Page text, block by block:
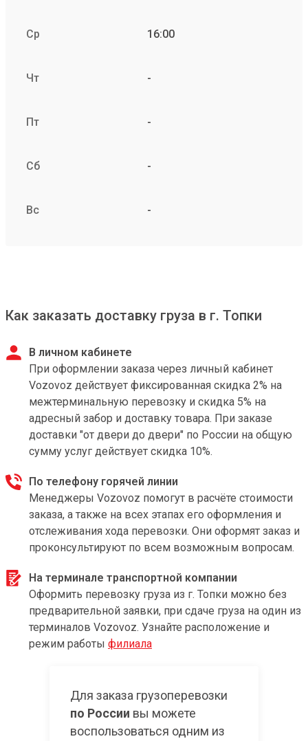
Ср 16:00
Чт -
Пт -
Сб -
Вс -
Как заказать доставку груза в г. Топки
В личном кабинете
При оформлении заказа через личный кабинет
Vozovoz действует фиксированная скидка 2% на
межтерминальную перевозку и скидка 5% на
адресный забор и доставку товара. При заказе
доставки "от двери до двери" по России на общую
сумму услуг действует скидка 10%.
По телефону горячей линии
Менеджеры Vozovoz помогут в расчёте стоимости
заказа, а также на всех этапах его оформления и
отслеживания хода перевозки. Они оформят заказ и
проконсультируют по всем возможным вопросам.
На терминале транспортной компании
Оформить перевозку груза из г. Топки можно без
предварительной заявки, при сдаче груза на один из
терминалов Vozovoz. Узнайте расположение и
режим работы филиала
Для заказа грузоперевозки
по России вы можете
воспользоваться одним из